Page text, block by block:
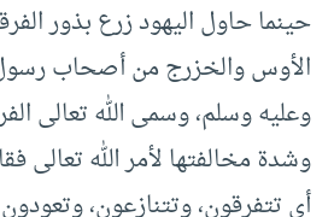
حينما حاول اليهود زرع بذور
الأوس والخزرج من أصحاب رسول
وعليه وسلم، وسمى الله تعالى
وشدة مخالفتها لأمر الله تعالى
أي تتفرقون، وتتنازعون،